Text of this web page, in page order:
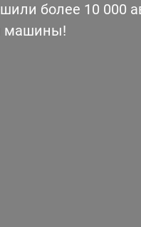
более 10 000
машины!